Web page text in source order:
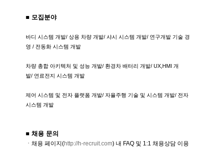
■ 모집분야
바디 시스템 개발/ 상용 차량 개발/ 샤시 시스템 개발/ 연구개발 기술 경
영 / 전동화 시스템 개발
차량 총합 아키텍처 및 성능 개발/ 환경차 배터리 개발/ UX,HMI 개
발/ 연료전지 시스템 개발
제어 시스템 및 전자 플랫폼 개발/ 자율주행 기술 및 시스템 개발/ 전자
시스템 개발
■ 채용 문의
ㆍ채용 페이지 (http://h-recruit.com) 내 FAQ 및 1:1 채용상담 이용